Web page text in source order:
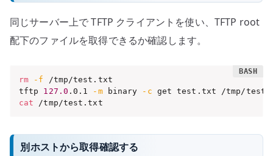
同じサーバー上で TFTP クライアントを使い、TFTP root
配下のファイルを取得できるか確認します。
rm -f /tmp/test.txt
tftp 127.0 .0.1 -m binary
-c
cat /tmp/test.txt
別ホストから取得確認する